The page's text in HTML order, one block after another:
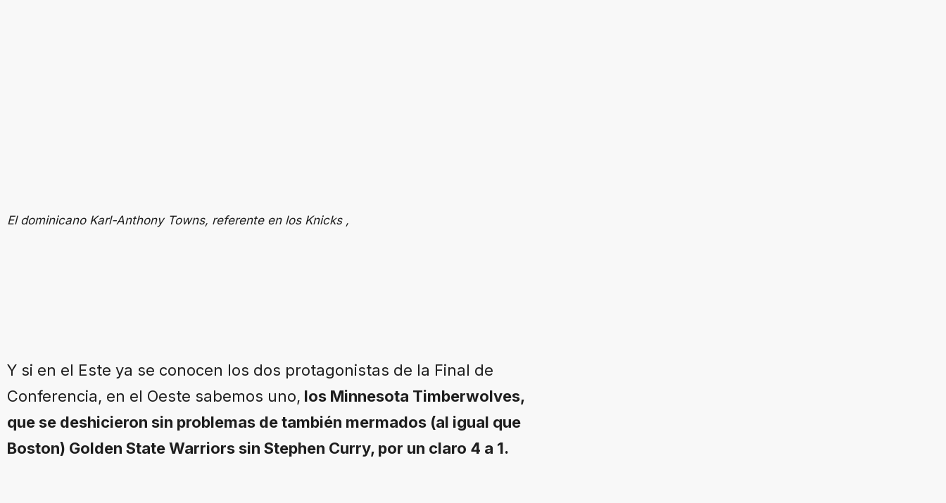
El dominicano Karl-Anthony Towns, referente en los Knicks ,
Y si en el Este ya se conocen los dos protagonistas de la Final de
Conferencia, en el Oeste sabemos uno, los Minnesota Timberwolves,
que se deshicieron sin problemas de también mermados (al igual que
Boston) Golden State Warriors sin Stephen Curry, por un claro 4 a 1.